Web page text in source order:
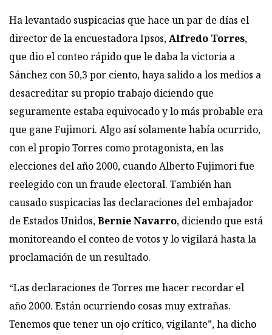
Ha levantado suspicacias que hace un par de días el
director de la encuestadora Ipsos,Alfredo Torres,
que dio el conteo rápido que le daba la victoria a
Sánchez con 50,3 por ciento, haya salido a los medios a
desacreditar su propio trabajo diciendo que
seguramente estaba equivocado y lo más probable era
que gane Fujimori. Algo así solamente había ocurrido,
con el propio Torres como protagonista, en las
elecciones del año 2000, cuando Alberto Fujimori fue
reelegido con un fraude electoral. También han
causado suspicacias las declaraciones del embajador
de Estados Unidos,Bernie Navarro, diciendo que está
monitoreando el conteo de votos y lo vigilará hasta la
proclamación de un resultado.
“Las declaraciones de Torres me hacer recordar el
año 2000. Están ocurriendo cosas muy extrañas.
Tenemos que tener un ojo crítico, vigilante”, ha dicho